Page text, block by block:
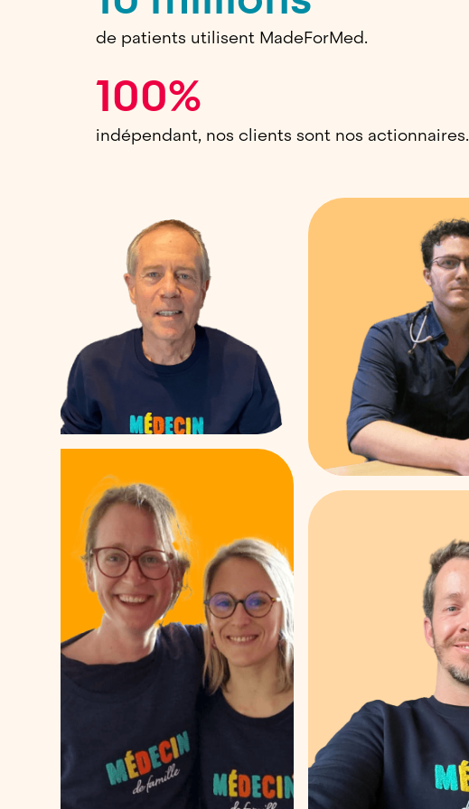
de patients utilisent MadeForMed.
100%
indépendant, nos clients sont nos actionnaires.